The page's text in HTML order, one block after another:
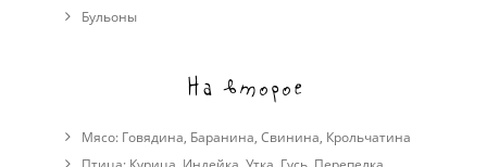
Бульоны
На второе
Мясо: Говядина, Баранина, Свинина, Крольчатина